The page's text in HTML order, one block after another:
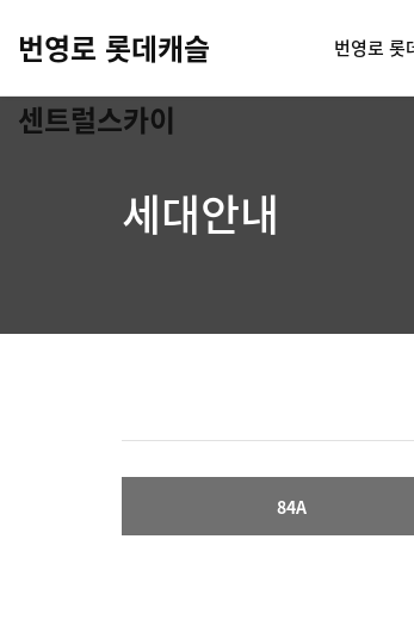
번영로 롯데캐슬
센트럴스카이
번영로 롯
세대안내
84A